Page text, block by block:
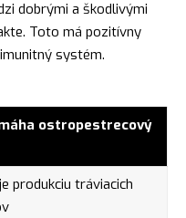
dobrými a škodlivými
Toto má pozitívny
systém.
ostropestrecový
produkciu tráviacich